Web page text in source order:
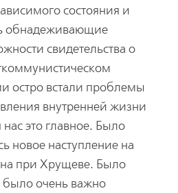
состояния и
обнадеживающие
свидетельства о
остро встали проблемы
внутренней жизни
это главное. Было
новое наступление на
при Хрущеве. Было
было очень важно